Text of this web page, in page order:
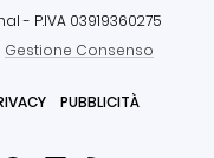
- P.IVA 03919360275
Gestione Consenso
PUBBLICITÀ